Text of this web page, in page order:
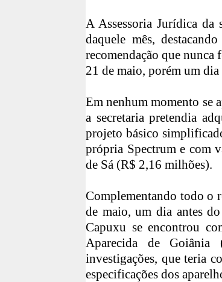
A Assessoria Jurídica
daquele mês,
recomendação que
21 de maio, porém um dia
Em nenhum momento se
a secretaria pretendia
projeto básico
própria Spectrum e com
de Sá (R$ 2,16 milhões).
Complementando todo o
de maio, um dia antes
Capuxu se encontrou
Aparecida de Goiânia
investigações, que teria
especificações dos